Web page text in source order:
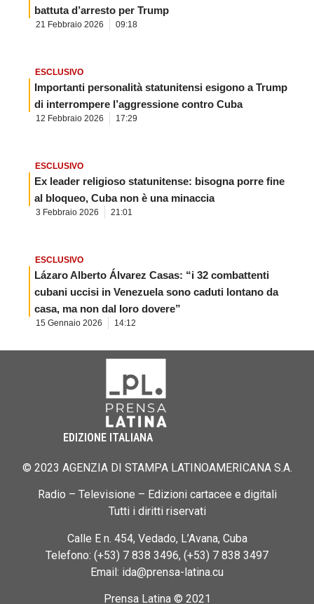
battuta d’arresto per Trump
21 Febbraio 2026 09:18
ESCLUSIVO
Importanti personalità statunitensi esigono a Trump
di interrompere l’aggressione contro Cuba
12 Febbraio 2026 17:29
ESCLUSIVO
Ex leader religioso statunitense: bisogna porre fine
al bloqueo, Cuba non è una minaccia
3 Febbraio 2026 21:01
ESCLUSIVO
Lázaro Alberto Álvarez Casas: “i 32 combattenti
cubani uccisi in Venezuela sono caduti lontano da
casa, ma non dal loro dovere”
15 Gennaio 2026 14:12
EDIZIONE ITALIANA
© 2023 AGENZIA DI STAMPA LATINOAMERICANA S.A.
Radio – Televisione – Edizioni cartacee e digitali
Tutti i diritti riservati
Calle E n. 454, Vedado, L’Avana, Cuba
Telefono: (+53) 7 838 3496, (+53) 7 838 3497
Email: ida@prensa-latina.cu
Prensa Latina © 2021